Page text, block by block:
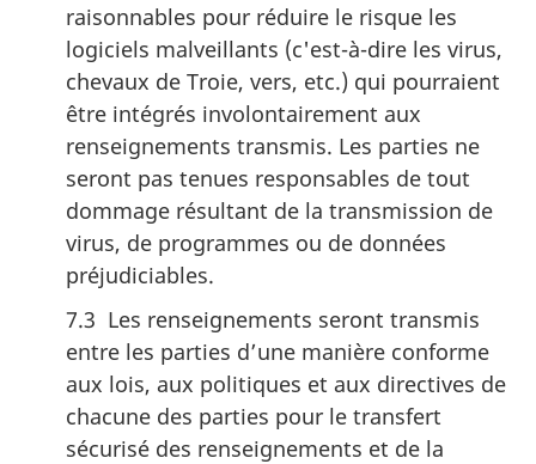
raisonnables pour réduire le risque les
logiciels malveillants (c'est-à-dire les virus,
chevaux de Troie, vers, etc.) qui pourraient
être intégrés involontairement aux
renseignements transmis. Les parties ne
seront pas tenues responsables de tout
dommage résultant de la transmission de
virus, de programmes ou de données
préjudiciables.
7.3 Les renseignements seront transmis
entre les parties d’une manière conforme
aux lois, aux politiques et aux directives de
chacune des parties pour le transfert
sécurisé des renseignements et de la